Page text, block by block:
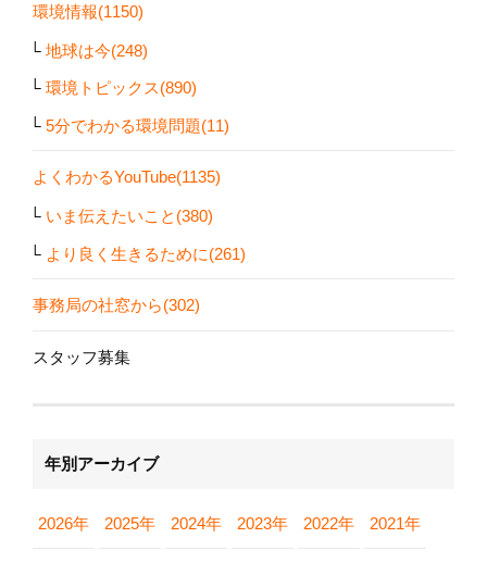
環境情報(1150)
地球は今(248)
環境トピックス(890)
5分でわかる環境問題(11)
よくわかるYouTube(1135)
いま伝えたいこと(380)
より良く生きるために(261)
事務局の社窓から(302)
スタッフ募集
年別アーカイブ
2026年 2025年 2024年 2023年 2022年 2021年